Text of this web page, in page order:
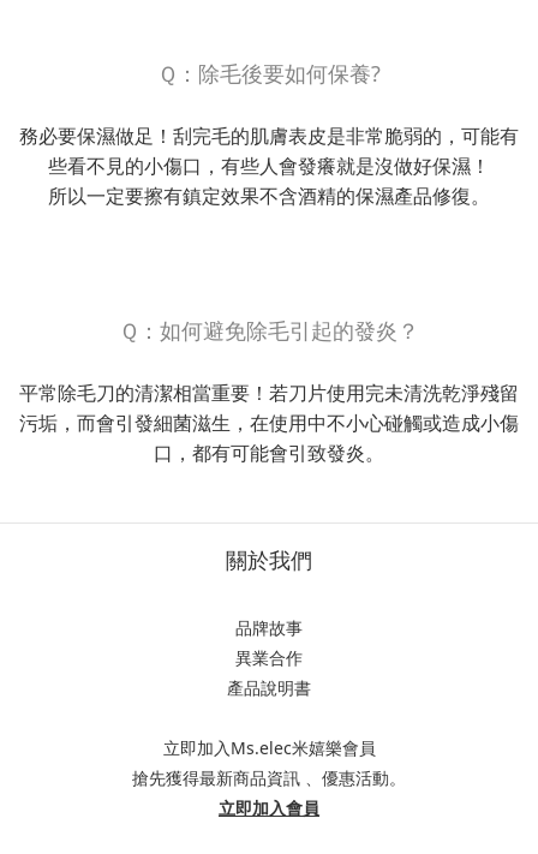
Ｑ：除毛後要如何保養?
務必要保濕做足！刮完毛的肌膚表皮是非常脆弱的，可能有
些看不見的小傷口，有些人會發癢就是沒做好保濕！
所以一定要擦有鎮定效果不含酒精的保濕產品修復。
Ｑ：如何避免除毛引起的發炎？
平常除毛刀的清潔相當重要！若刀片使用完未清洗乾淨殘留
污垢，而會引發細菌滋生，在使用中不小心碰觸或造成小傷
口，都有可能會引致發炎。
關於我們
品牌故事
異業合作
產品說明書
立即加入Ms.elec米嬉樂會員
搶先獲得最新商品資訊 、優惠活動。
立即加入會員